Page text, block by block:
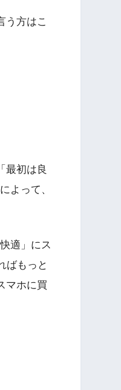
う方はこ
最初は良
よって、
適」にス
ばもっと
マホに買